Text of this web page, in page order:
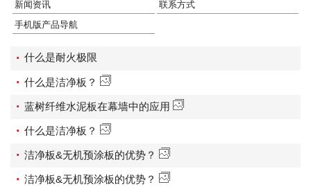
新闻资讯
联系方式
手机版产品导航
· 什么是耐火极限
· 什么是洁净板？
· 蓝树纤维水泥板在幕墙中的应用
· 什么是洁净板？
· 洁净板&无机预涂板的优势？
· 洁净板&无机预涂板的优势？